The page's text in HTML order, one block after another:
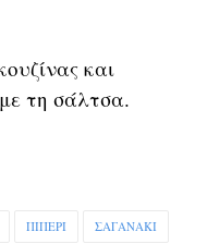
και
τη σάλτσα.
ΠΙΠΕΡΙ ΣΑΓΑΝΑΚΙ